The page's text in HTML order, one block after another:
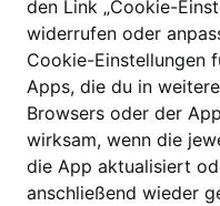
den Link „Cookie-
widerrufen oder
Cookie-Einstellungen
Apps, die du in
Browsers oder der
wirksam, wenn die
die App aktualisiert
anschließend wieder